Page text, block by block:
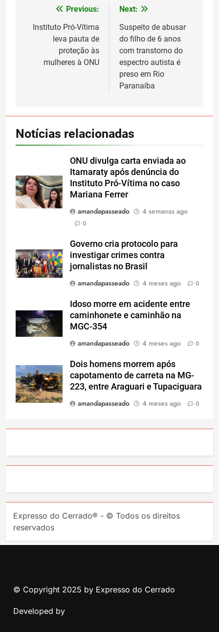
Navegação
de
Previous:
Instituto Pró-Vítima
leva pauta de
proteção às
mulheres à ONU
Next:
Suspeito de abusar
do filho de 6 anos
com transtorno do
espectro autista é
preso em Rio
Paranaíba
Notícias relacionadas
ONU divulga carta enviada ao
Itamaraty após denúncia do
Instituto Pró-Vítima no caso
Mariana Ferrer
amandapasseado
4 semanas ago
0
Governo cria protocolo para
investigar crimes contra
jornalistas no Brasil
amandapasseado
4 meses ago 0
Idoso morre em acidente entre
caminhonete e caminhão na
MGC-354
amandapasseado
4 meses ago 0
Dois homens morrem após
capotamento de carreta na MG-
223, entre Araguari e Tupaciguara
amandapasseado
4 meses ago 0
Expresso do Cerrado® - © Todos os direitos
reservados
© Copyright 2025 by Expresso do Cerrado
Developed by